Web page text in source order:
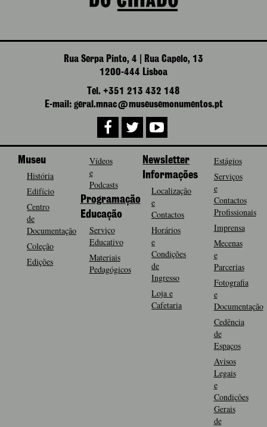
Rua Serpa Pinto, 4 | Rua Capelo, 13
1200-444 Lisboa
Tel. +351 213 432 148
E-mail: geral.mnac@museusemonumentos.pt
Museu
História
Edifício
Centro
de
Documentação
Coleção
Edições
Vídeos
e
Podcasts
Programação
Educação
Serviço
Educativo
Materiais
Pedagógicos
Newsletter
Informações
Localização
e
Contactos
Horários
e
Condições
de
Ingresso
Loja e
Cafetaria
Estágios
Serviços
e
Contactos
Profissionais
Imprensa
Mecenas
e
Parcerias
Fotografia
e
Documentação
Cedência
de
Espaços
Avisos
Legais
e
Condições
Gerais
de